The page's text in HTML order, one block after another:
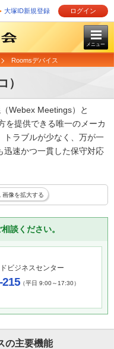
大塚ID新規登録 ログイン
メニュー
Roomsデバイス
）
Webex Meetings）と
を提供できる唯一のメーカ
トラブルが少なく、万が一
迅速かつ一貫した保守対応
画像を拡大する
談ください。
ビジネスセンター
215（平日 9:00～17:30）
の主要機能